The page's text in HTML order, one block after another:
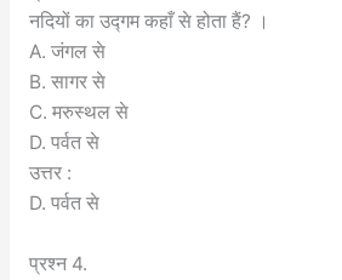
नदियों का उद्गम कहाँ से होता हैं? ।
A. जंगल से
B. सागर से
C. मरुस्थल से
D. पर्वत से
उत्तर :
D. पर्वत से
प्रश्न 4.